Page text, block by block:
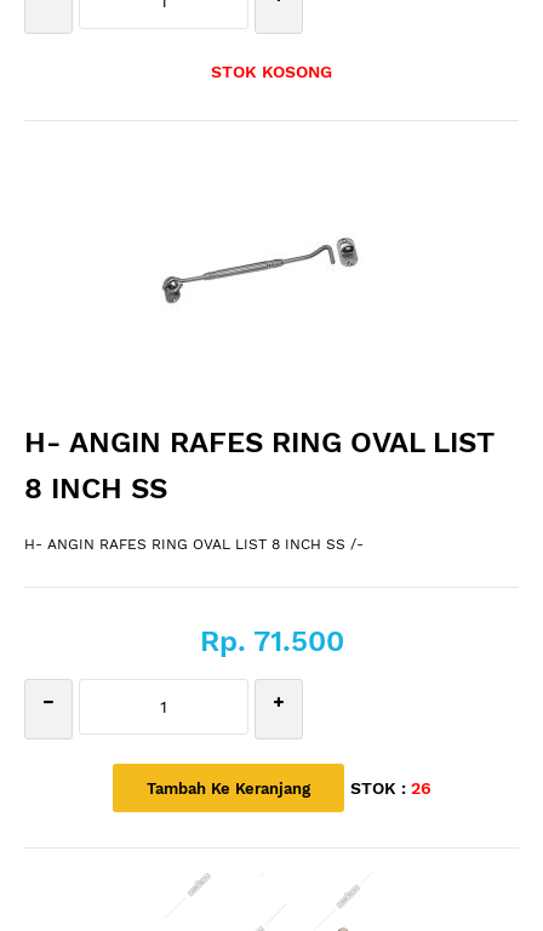
STOK KOSONG
H- ANGIN RAFES RING OVAL LIST
8 INCH SS
H- ANGIN RAFES RING OVAL LIST 8 INCH SS /-
Rp. 71.500
STOK : 26